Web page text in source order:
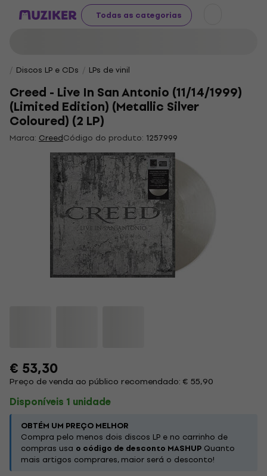
Todas as categorias
Discos LP e CDs LPs de vinil
Creed - Live In San Antonio (11/14/1999)
(Limited Edition) (Metallic Silver
Coloured) (2 LP)
Marca: CreedCódigo do produto: 1257999
€ 53,30
Preço de venda ao público recomendado: € 55,90
Disponíveis 1 unidade
OBTÉM UM PREÇO MELHOR
Compra pelo menos dois discos LP e no carrinho de
compras usa o código de desconto MASHUP Quanto
mais artigos comprares, maior será o desconto!